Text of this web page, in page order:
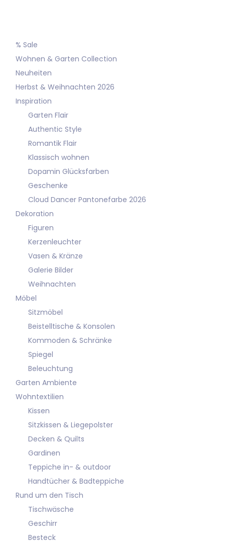
% Sale
Wohnen & Garten Collection
Neuheiten
Herbst & Weihnachten 2026
Inspiration
Garten Flair
Authentic Style
Romantik Flair
Klassisch wohnen
Dopamin Glücksfarben
Geschenke
Cloud Dancer Pantonefarbe 2026
Dekoration
Figuren
Kerzenleuchter
Vasen & Kränze
Galerie Bilder
Weihnachten
Möbel
Sitzmöbel
Beistelltische & Konsolen
Kommoden & Schränke
Spiegel
Beleuchtung
Garten Ambiente
Wohntextilien
Kissen
Sitzkissen & Liegepolster
Decken & Quilts
Gardinen
Teppiche in- & outdoor
Handtücher & Badteppiche
Rund um den Tisch
Tischwäsche
Geschirr
Besteck